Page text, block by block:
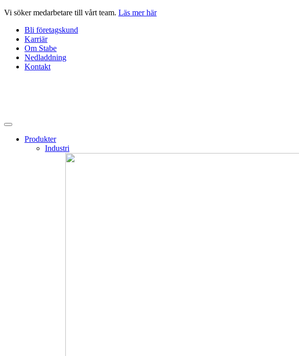
Hoppa
innehåll
Vi söker medarbetare till vårt team. Läs mer här
Bli företagskund
Karriär
Om Stabe
Nedladdning
Kontakt
Produkter
Industri